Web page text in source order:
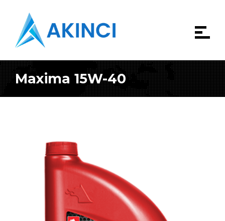
Maxima 15W-40